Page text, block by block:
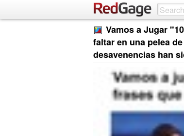
Vamos a Jugar
faltar en una pelea
desavenencias han